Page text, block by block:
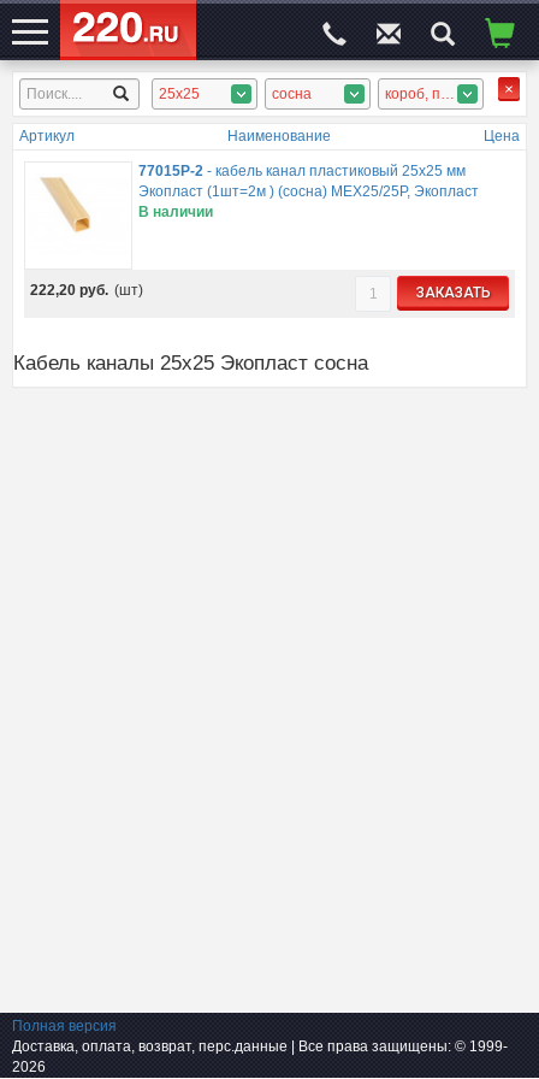
ЭЛЕКТРОСАЙТ№1 25x25 сосна короб, плинтус
Артикул Наименование Цена
77015P-2- кабель канал пластиковый 25х25 мм
Экопласт (1шт=2м ) (сосна) MEX25/25P, Экопласт
В наличии
222,20 руб. (шт) ЗАКАЗАТЬ
Кабель каналы 25x25 Экопласт сосна
Полная версия
Доставка, оплата, возврат, перс.данные | Все права защищены: © 1999-
2026